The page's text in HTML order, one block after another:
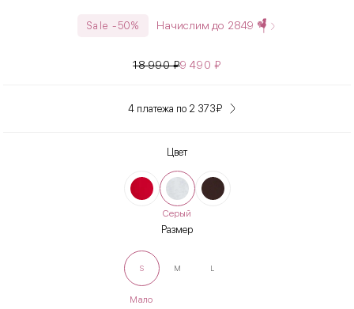
Sale -50% Начислим до 2849
18 990₽9 490₽
4 платежа по 2 373₽
Цвет
Серый
Размер
S
Мало
M L